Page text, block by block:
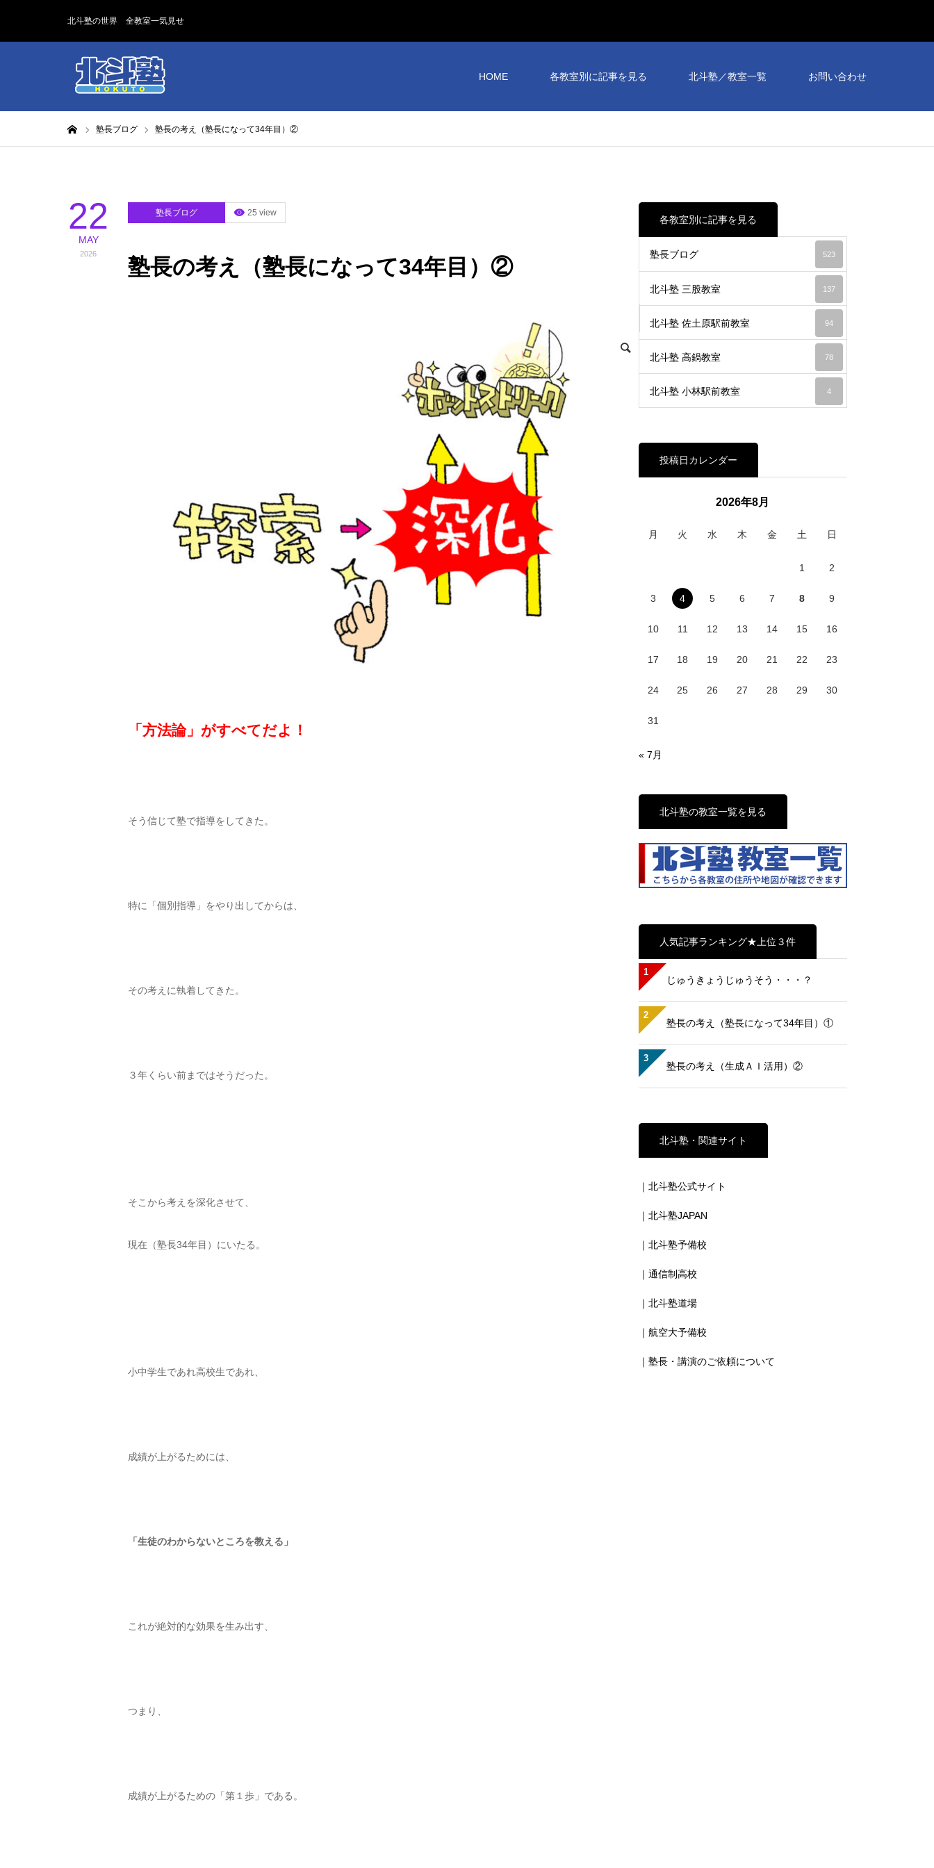
北斗塾の世界 全教室一気見せ
HOME 各教室別に記事を見る 北斗塾／教室一覧 お問い合わせ
塾長ブログ 塾長の考え（塾長になって34年目）②
22
MAY
2026
塾長ブログ 25 view
塾長の考え（塾長になって34年目）②
「方法論」がすべてだよ！
そう信じて塾で指導をしてきた。
特に「個別指導」をやり出してからは、
その考えに執着してきた。
３年くらい前まではそうだった。
そこから考えを深化させて、
現在（塾長34年目）にいたる。
小中学生であれ高校生であれ、
成績が上がるためには、
「生徒のわからないところを教える」
これが絶対的な効果を生み出す、
つまり、
成績が上がるための「第１歩」である。
各教室別に記事を見る
塾長ブログ 523
北斗塾 三股教室 137
北斗塾 佐土原駅前教室 94
北斗塾 高鍋教室 78
北斗塾 小林駅前教室 4
投稿日カレンダー
2026年8月
月 火 水 木 金 土 日
1 2
3 4 5 6 7 8 9
10 11 12 13 14 15 16
17 18 19 20 21 22 23
24 25 26 27 28 29 30
31
« 7月
北斗塾の教室一覧を見る
人気記事ランキング★上位３件
1
じゅうきょうじゅうそう・・・？
2
塾長の考え（塾長になって34年目）①
3
塾長の考え（生成ＡＩ活用）②
北斗塾・関連サイト
｜北斗塾公式サイト
｜北斗塾JAPAN
｜北斗塾予備校
｜通信制高校
｜北斗塾道場
｜航空大予備校
｜塾長・講演のご依頼について